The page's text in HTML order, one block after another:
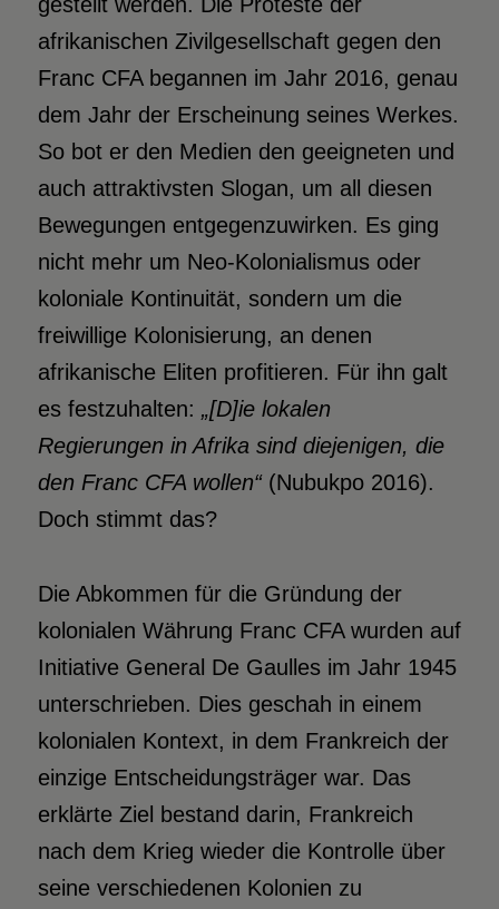
afrikanischen Zivilgesellschaft gegen den
Franc CFA begannen im Jahr 2016, genau
dem Jahr der Erscheinung seines Werkes.
So bot er den Medien den geeigneten und
auch attraktivsten Slogan, um all diesen
Bewegungen entgegenzuwirken. Es ging
nicht mehr um Neo-Kolonialismus oder
koloniale Kontinuität, sondern um die
freiwillige Kolonisierung, an denen
afrikanische Eliten profitieren. Für ihn galt
es festzuhalten: „[D]ie lokalen
Regierungen in Afrika sind diejenigen, die
den Franc CFA wollen“(Nubukpo 2016).
Doch stimmt das?
Die Abkommen für die Gründung der
kolonialen Währung Franc CFA wurden auf
Initiative General De Gaulles im Jahr 1945
unterschrieben. Dies geschah in einem
kolonialen Kontext, in dem Frankreich der
einzige Entscheidungsträger war. Das
erklärte Ziel bestand darin, Frankreich
nach dem Krieg wieder die Kontrolle über
seine verschiedenen Kolonien zu